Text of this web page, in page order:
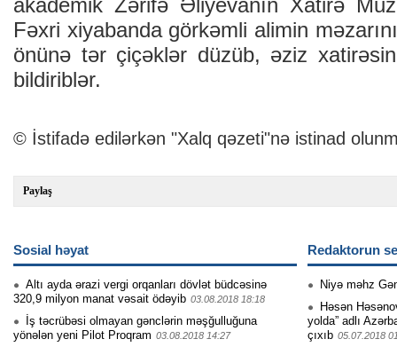
akademik Zərifə Əliyevanın Xatirə
Fəxri xiyabanda görkəmli alimin
önünə tər çiçəklər düzüb, əziz
bildiriblər.
© İstifadə edilərkən "Xalq qəzeti"nə istinad
Paylaş
Sosial həyat
Altı ayda ərazi vergi orqanları dövlət büdcəsinə
320,9 milyon manat vəsait ödəyib 03.08.2018 18:18
İş təcrübəsi olmayan gənclərin məşğulluğuna
yönələn yeni Pilot Proqram 03.08.2018 14:27
Redaktorun
Niyə məhz
Həsən
yolda” adlı
çıxıb 05.07.2018